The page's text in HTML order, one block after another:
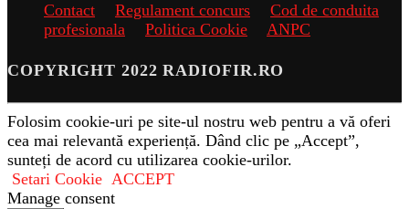
Contact Regulament concurs
Cod de conduita
profesionala
Politica Cookie ANPC
COPYRIGHT 2022 RADIOFIR.RO
Folosim cookie-uri pe site-ul nostru web pentru a vă oferi
cea mai relevantă experiență. Dând clic pe „Accept”,
sunteți de acord cu utilizarea cookie-urilor.
Setari Cookie ACCEPT
Manage consent